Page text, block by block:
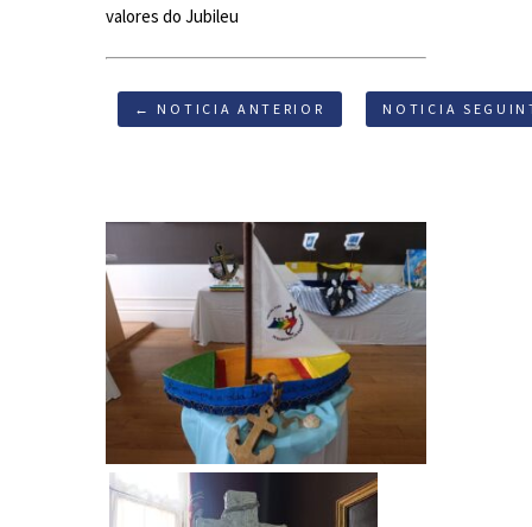
valores do Jubileu
← NOTICIA ANTERIOR NOTICIA